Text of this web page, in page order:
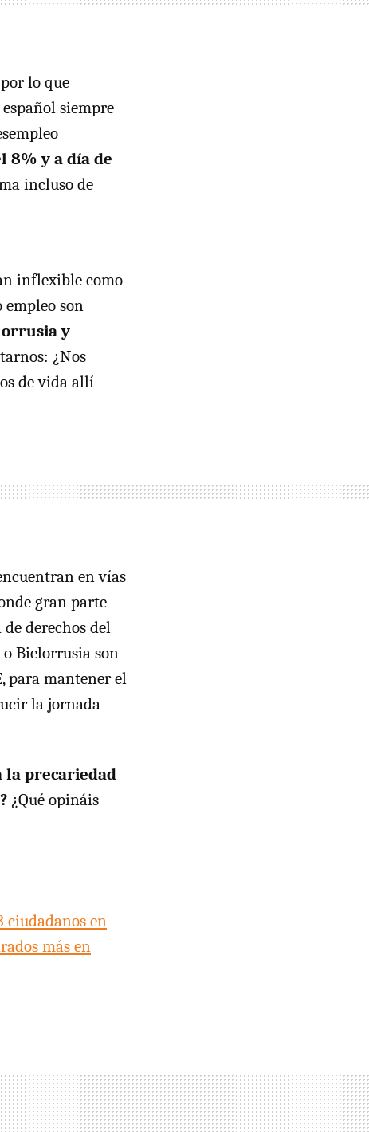
lo que
siempre
8% y a día de
incluso de
inflexible como
empleo son
y
¿Nos
de vida allí
en vías
gran parte
derechos del
Bielorrusia son
para mantener el
la jornada
la precariedad
¿Qué opináis
ciudadanos en
más en